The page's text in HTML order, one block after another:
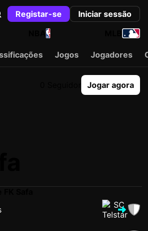
Registar-se
Iniciar sessão
NBA
Jogos Jogadores
Jogar agora